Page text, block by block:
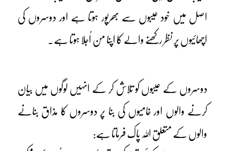
اصل میں خود عیبوں سے بھرپور ہوتا ہے اور دوسروں کی
اچھائیوں پر نظر رکھنے والے کا اپنا من اُجلا ہوتا ہے۔
دوسروں کے عیبوں کو تلاش کر کے انہیں لوگوں میں بیان
کرنے والوں اور خامیوں کی بنا پر دوسروں کا مذاق بنانے
والوں کے متعلق اللہ پاک فرماتا ہے: